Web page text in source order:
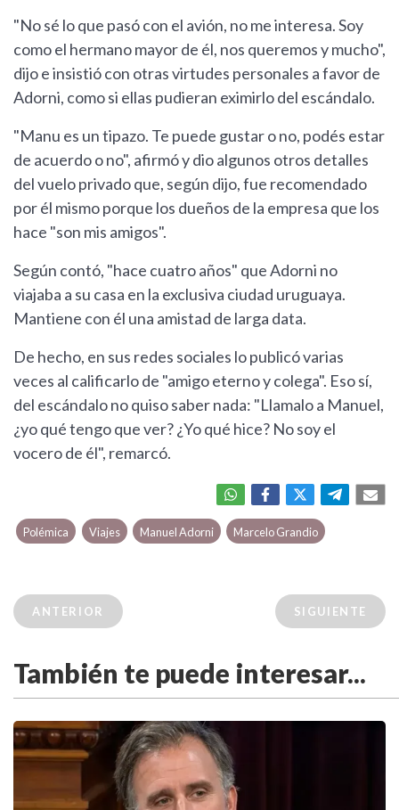
"No sé lo que pasó con el avión, no me interesa. Soy
como el hermano mayor de él, nos queremos y mucho",
dijo e insistió con otras virtudes personales a favor de
Adorni, como si ellas pudieran eximirlo del escándalo.
"Manu es un tipazo. Te puede gustar o no, podés estar
de acuerdo o no", afirmó y dio algunos otros detalles
del vuelo privado que, según dijo, fue recomendado
por él mismo porque los dueños de la empresa que los
hace "son mis amigos".
Según contó, "hace cuatro años" que Adorni no
viajaba a su casa en la exclusiva ciudad uruguaya.
Mantiene con él una amistad de larga data.
De hecho, en sus redes sociales lo publicó varias
veces al calificarlo de "amigo eterno y colega". Eso sí,
del escándalo no quiso saber nada: "Llamalo a Manuel,
¿yo qué tengo que ver? ¿Yo qué hice? No soy el
vocero de él", remarcó.
Polémica Viajes Manuel Adorni Marcelo Grandio
ANTERIOR SIGUIENTE
También te puede interesar...